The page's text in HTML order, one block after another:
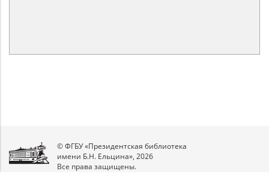
© ФГБУ «Президентская библиотека
имени Б.Н. Ельцина», 2026
Все права защищены.